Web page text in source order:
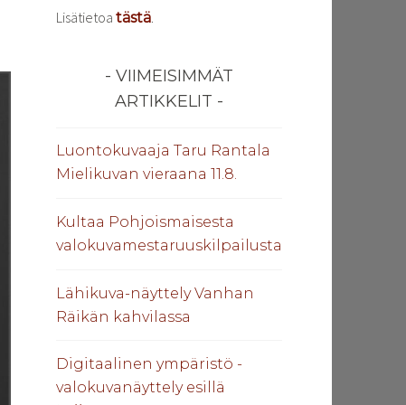
Lisätietoa tästä
VIIMEISIMMÄT
ARTIKKELIT
Luontokuvaaja Taru Rantala
Mielikuvan vieraana 11.8.
Kultaa Pohjoismaisesta
valokuvamestaruuskilpailusta
Lähikuva-näyttely Vanhan
Räikän kahvilassa
Digitaalinen ympäristö -
valokuvanäyttely esillä